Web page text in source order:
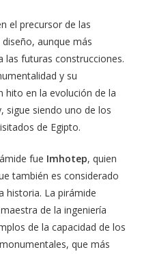
el precursor de las
diseño, aunque más
las futuras construcciones.
y su
hito en la evolución de la
sigue siendo uno de los
de Egipto.
fue Imhotep, quien
también es considerado
historia. La pirámide
de la ingeniería
de la capacidad de los
que más